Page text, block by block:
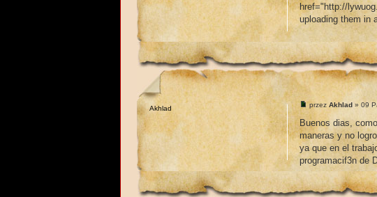
href="http://
uploading them in
przezAkhlad » 09
Buenos dias,
maneras y no
ya que en el
programacif3n de
Akhlad